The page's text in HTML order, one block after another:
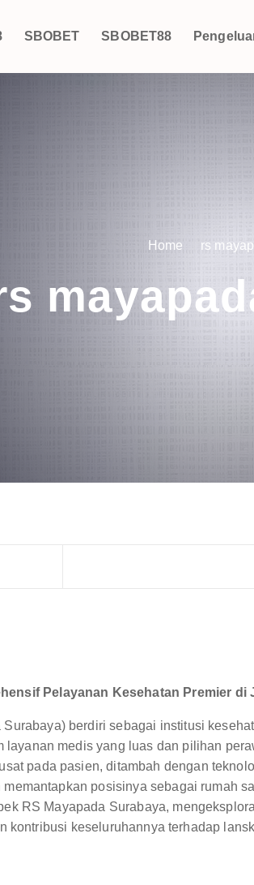
SBOBET SBOBET88
Home rs
Pelayanan Kesehatan Premier di
berdiri sebagai institusi
layanan medis yang luas dan pilihan
pada pasien, ditambah dengan
posisinya sebagai rumah
RS Mayapada Surabaya,
kontribusi keseluruhannya terhadap